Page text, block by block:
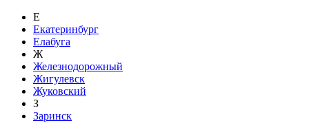
Е
Екатеринбург
Елабуга
Ж
Железнодорожный
Жигулевск
Жуковский
З
Заринск